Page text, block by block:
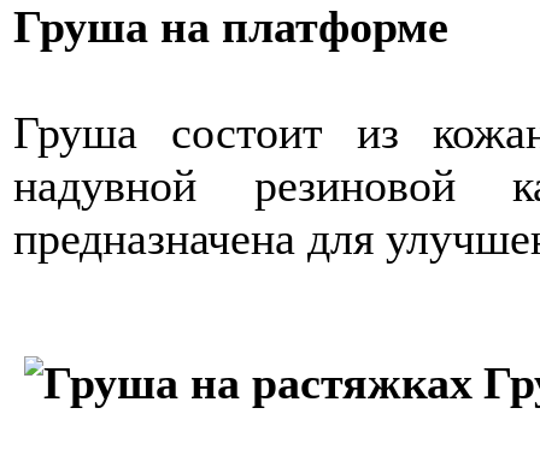
Груша на платформе
Груша состоит из
надувной
предназначена для